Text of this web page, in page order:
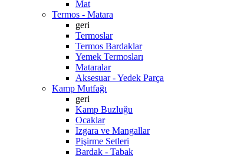
Mat
Termos - Matara
geri
Termoslar
Termos Bardaklar
Yemek Termosları
Mataralar
Aksesuar - Yedek Parça
Kamp Mutfağı
geri
Kamp Buzluğu
Ocaklar
Izgara ve Mangallar
Pişirme Setleri
Bardak - Tabak